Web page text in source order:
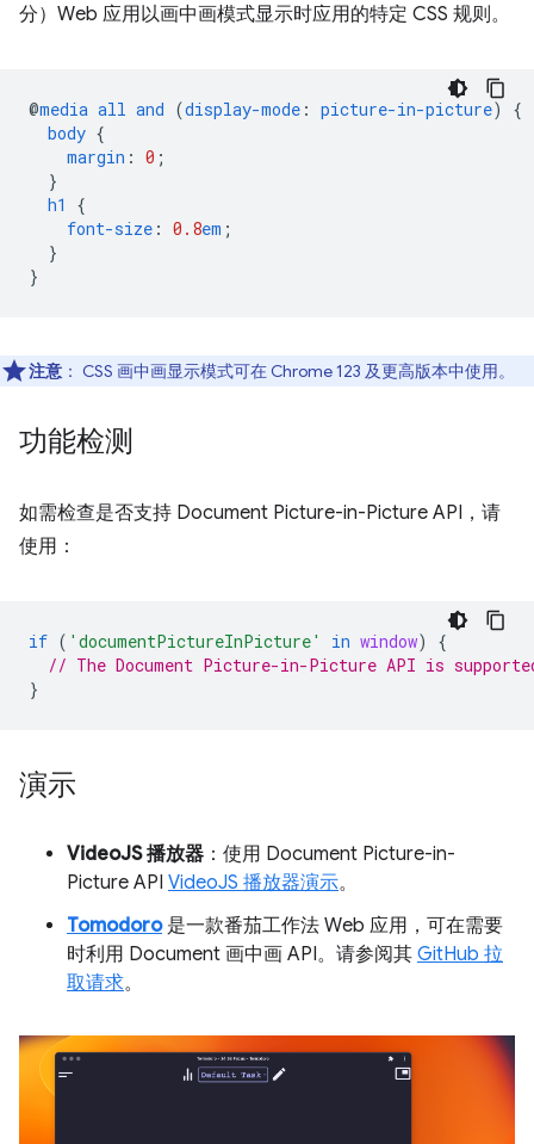
分）Web 应用以画中画模式显示时应用的特定 CSS 规则。
@media all and (display-mode : picture-in-picture)
{
body {
margin : 0 ;
}
h1
{
font-size : 0.8em ;
}
}
注意 ： CSS 画中画显示模式可在 Chrome 123 及更高版本中使用。
功能检测
如需检查是否支持 Document Picture-in-Picture API，请
使用：
if ( 'documentPictureInPicture' in window)
{
// The Document Picture-in-Picture API is
}
演示
VideoJS 播放器 ：使用 Document Picture-in-
Picture API VideoJS 播放器演示。
Tomodoro是一款番茄工作法 Web 应用，可在需要
时利用 Document 画中画 API。请参阅其 GitHub 拉
取请求。